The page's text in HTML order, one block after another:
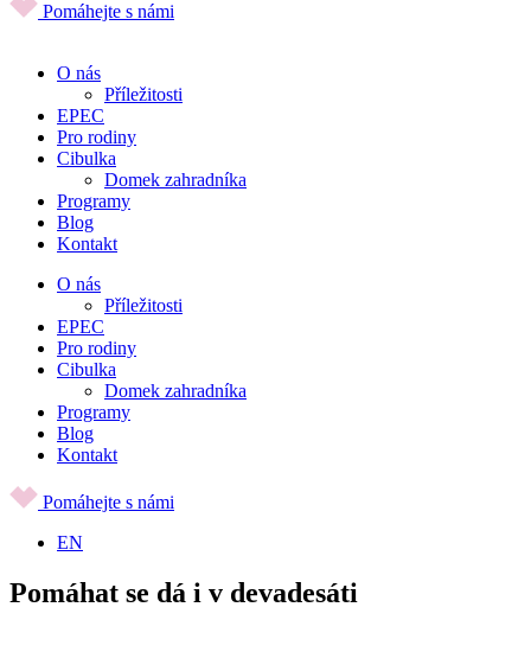
Pomáhejte s námi
O nás
Příležitosti
EPEC
Pro rodiny
Cibulka
Domek zahradníka
Programy
Blog
Kontakt
O nás
Příležitosti
EPEC
Pro rodiny
Cibulka
Domek zahradníka
Programy
Blog
Kontakt
Pomáhejte s námi
EN
Pomáhat se dá i v devadesáti